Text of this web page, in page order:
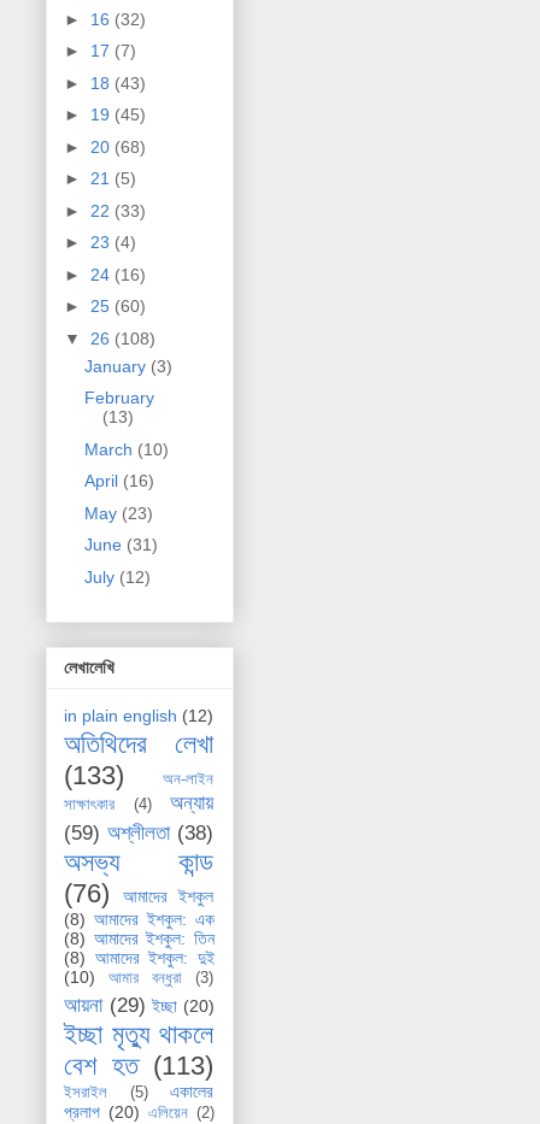
► 16 (32)
► 17 (7)
► 18 (43)
► 19 (45)
► 20 (68)
►21 (5)
► 22 (33)
►23 (4)
► 24 (16)
►25 (60)
▼ 26 (108)
January (3)
February
(13)
March (10)
April (16)
May (23)
June (31)
July (12)
লেখালেখি
in plain english (12)
অতিথিদের লেখা
(133)
অন-লাইন
সাক্ষাৎকার
(4)
অন্যায়
(59) অশ্লীলতা (38)
অসভ্য কান্ড
(76)
আমাদের ইশকুল
(8) আমাদের ইশকুল: এক
(8) আমাদের ইশকুল: তিন
(8) আমাদের ইশকুল: দুই
(10)
আমার বন্ধুরা (3)
আয়না (29) ইচ্ছা (20)
ইচ্ছা মৃত্যু থাকলে
বেশ হত (113)
ইসরাইল (5)
একালের
প্রলাপ (20) এলিয়েন (2)